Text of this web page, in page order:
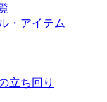
・アイテム
立ち回り